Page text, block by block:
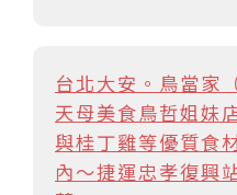
台北大安。鳥當家
天母美食鳥哲姐妹
與桂丁雞等優質食
內～捷運忠孝復興